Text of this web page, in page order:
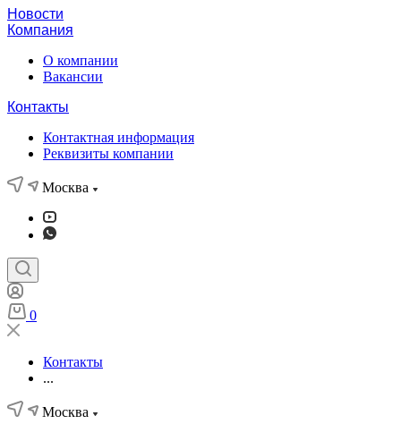
Новости
Компания
О компании
Вакансии
Контакты
Контактная информация
Реквизиты компании
Москва
0
Контакты
...
Москва